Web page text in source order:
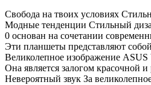
Свобода на твоих условиях
Модные тенденции Стильный
0 основан на сочетании
Эти планшеты представляют
Великолепное изображение ASUS
Она является залогом красочной
Невероятный звук За